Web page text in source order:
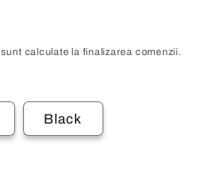
sunt calculate la finalizarea comenzii.
Black